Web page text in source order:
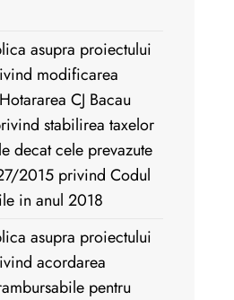
asupra proiectului
modificarea
CJ Bacau
stabilirea taxelor
decat cele prevazute
2015 privind Codul
in anul 2018
asupra proiectului
acordarea
pentru